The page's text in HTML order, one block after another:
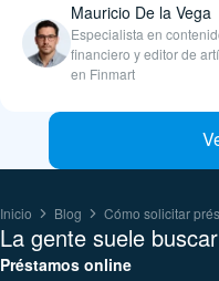
Mauricio De la Vega
Especialista en
financiero y editor de
en Finmart
Inicio Blog Cómo solicitar
La gente suele buscar
Préstamos online